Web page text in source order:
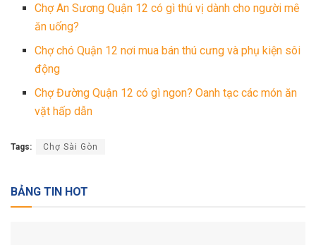
Chợ An Sương Quận 12 có gì thú vị dành cho người mê
ăn uống?
Chợ chó Quận 12 nơi mua bán thú cưng và phụ kiện sôi
động
Chợ Đường Quận 12 có gì ngon? Oanh tạc các món ăn
vặt hấp dẫn
Tags: Chợ Sài Gòn
BẢNG TIN HOT